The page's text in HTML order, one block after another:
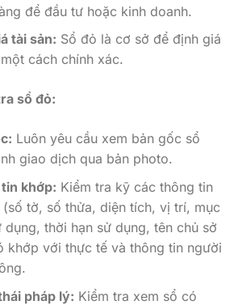
để đầu tư hoặc kinh doanh.
tài sản: Sổ đỏ là cơ sở để định giá
cách chính xác.
sổ đỏ:
Luôn yêu cầu xem bản gốc sổ
giao dịch qua bản photo.
khớp: Kiểm tra kỹ các thông tin
(số tờ, số thửa, diện tích, vị trí, mục
dụng, thời hạn sử dụng, tên chủ sở
khớp với thực tế và thông tin người
pháp lý: Kiểm tra xem sổ có